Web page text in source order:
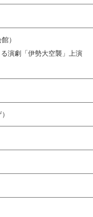
）
演劇「伊勢大空襲」上演